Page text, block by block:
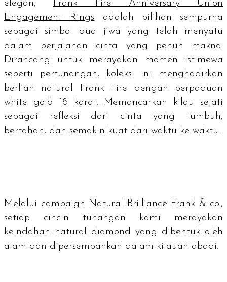
elegan,
Frank Fire Anniversary Union
Engagement Rings adalah pilihan sempurna
sebagai simbol dua jiwa yang telah menyatu
dalam perjalanan cinta yang penuh makna.
Dirancang untuk merayakan momen istimewa
seperti pertunangan, koleksi ini menghadirkan
berlian natural Frank Fire dengan perpaduan
white gold 18 karat. Memancarkan kilau sejati
sebagai refleksi dari cinta yang tumbuh,
bertahan, dan semakin kuat dari waktu ke waktu.
Melalui campaign Natural Brilliance Frank & co.,
setiap cincin tunangan kami merayakan
keindahan natural diamond yang dibentuk oleh
alam dan dipersembahkan dalam kilauan abadi.